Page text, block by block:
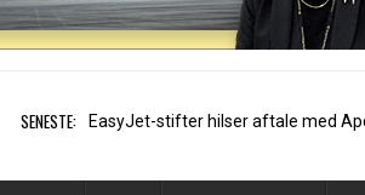
SENESTE: Air France etablerer A320-sæsonrut